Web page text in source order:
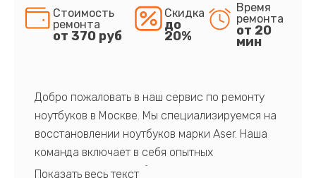
Стоимость
ремонта
от 370 руб
Скидка
до
20%
Время
ремонта
от 20
мин
Добро пожаловать в наш сервис по ремонту
ноутбуков в Москве. Мы специализируемся на
восстановлении ноутбуков марки Aser. Наша
команда включает в себя опытных
профессионалов с обширными знаниями и